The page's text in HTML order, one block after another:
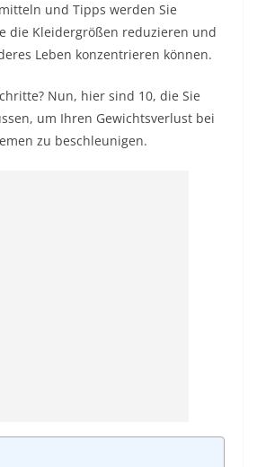
und Tipps werden Sie
die Kleidergrößen reduzieren und
Leben konzentrieren können.
Nun, hier sind 10, die Sie
um Ihren Gewichtsverlust bei
zu beschleunigen.